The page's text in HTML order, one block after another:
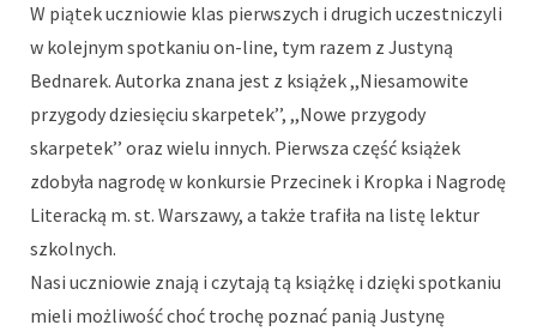
W piątek uczniowie klas pierwszych i drugich uczestniczyli
w kolejnym spotkaniu on-line, tym razem z Justyną
Bednarek. Autorka znana jest z książek ,,Niesamowite
przygody dziesięciu skarpetek’’, ,,Nowe przygody
skarpetek’’ oraz wielu innych. Pierwsza część książek
zdobyła nagrodę w konkursie Przecinek i Kropka i Nagrodę
Literacką m. st. Warszawy, a także trafiła na listę lektur
szkolnych.
Nasi uczniowie znają i czytają tą książkę i dzięki spotkaniu
mieli możliwość choć trochę poznać panią Justynę